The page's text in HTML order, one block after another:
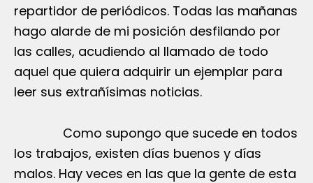
repartidor de periódicos. Todas las mañanas
hago alarde de mi posición desfilando por
las calles, acudiendo al llamado de todo
aquel que quiera adquirir un ejemplar para
leer sus extrañísimas noticias.
Como supongo que sucede en todos
los trabajos, existen días buenos y días
malos. Hay veces en las que la gente de esta